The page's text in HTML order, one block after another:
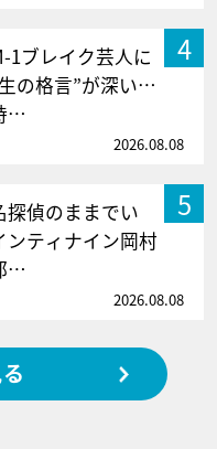
4
1ブレイク芸人に
の格言”が深い…
…
2026.08.08
5
探偵のままでい
ンティナイン岡村
…
2026.08.08